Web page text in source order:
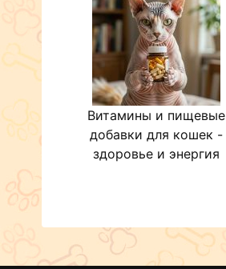
Витамины и пищевые
добавки для кошек -
здоровье и энергия